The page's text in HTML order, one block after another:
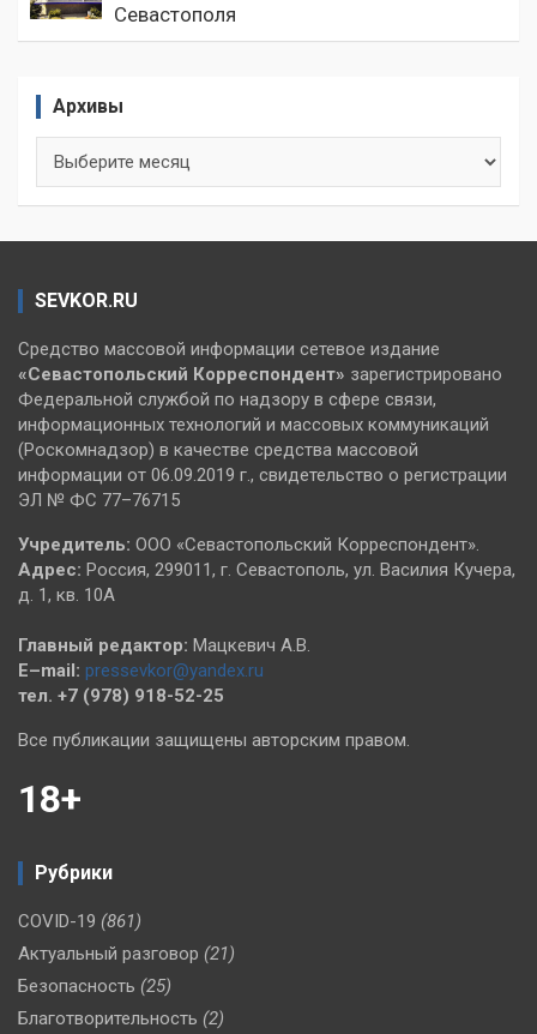
Севастополя
Архивы
SEVKOR.RU
Средство массовой информации сетевое издание
«Севастопольский Корреспондент» зарегистрировано
Федеральной службой по надзору в сфере связи,
информационных технологий и массовых коммуникаций
(Роскомнадзор) в качестве средства массовой
информации от 06.09.2019 г., свидетельство о регистрации
ЭЛ № ФС 77–76715
Учредитель: ООО «Севастопольский Корреспондент».
Адрес: Россия, 299011, г. Севастополь, ул. Василия Кучера,
д. 1, кв. 10А
Главный редактор: Мацкевич А.В.
E–mail: pressevkor@yandex.ru
тел. +7 (978) 918-52-25
Все публикации защищены авторским правом.
18+
Рубрики
COVID-19 (861)
Актуальный разговор (21)
Безопасность (25)
Благотворительность (2)